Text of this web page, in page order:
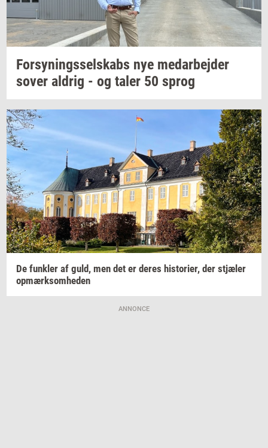
For­sy­nings­sel­skabs nye me­d­ar­bej­der
sover al­drig - og taler 50 sprog
De funk­ler af guld, men det er deres hi­sto­ri­er, der stjæ­ler
op­mærk­som­he­den
ANNONCE